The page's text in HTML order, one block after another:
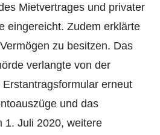
Mietvertrages und privater
eingereicht. Zudem erklärte
zu besitzen. Das
verlangte von der
erneut
und das
1. Juli 2020, weitere